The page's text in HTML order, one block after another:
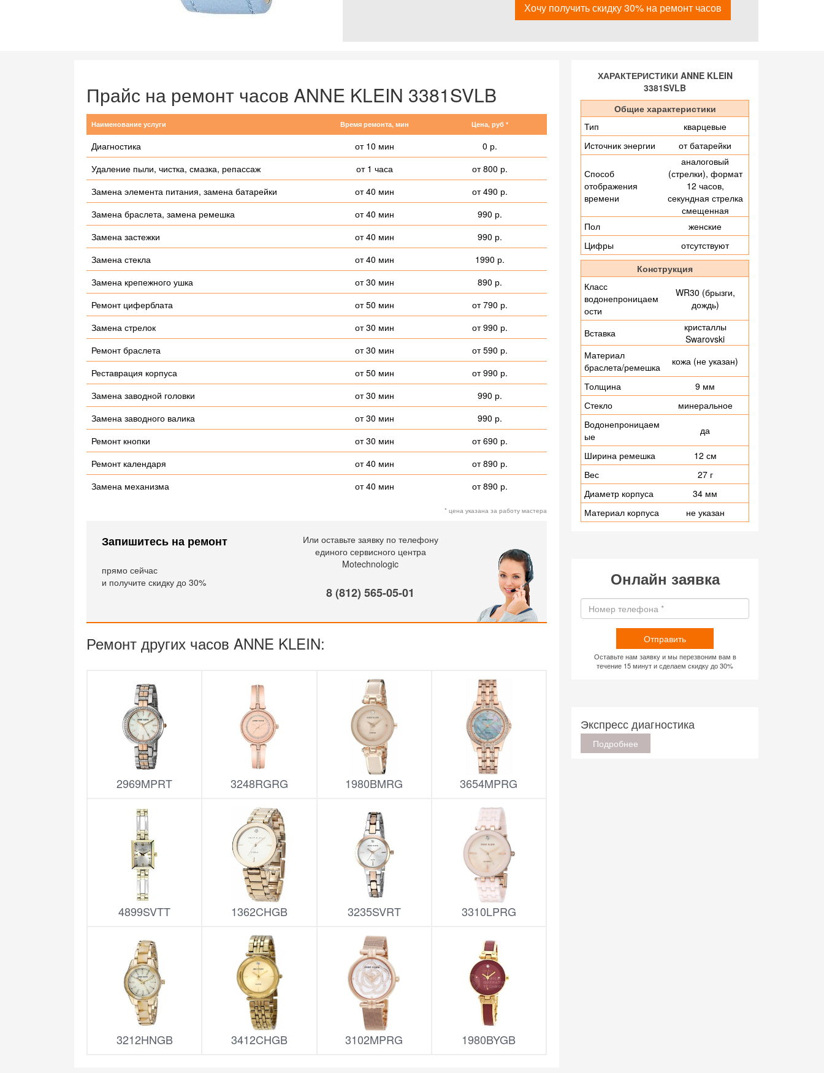
Хочу получить скидку 30% на ремонт часов
Прайс на ремонт часов ANNE KLEIN 3381SVLB
Наименование услуги Время ремонта, мин Цена, руб *
Диагностика от 10 мин
0 р.
Удаление пыли, чистка, смазка, репассаж
от 1 часа
от 800 р.
Замена элемента питания, замена батарейки
от 40 мин
от 490 р.
Замена браслета, замена ремешка
от 40 мин
990 р.
Замена застежки
от 40 мин
990 р.
Замена стекла
от 40 мин
1990 р.
Замена крепежного ушка
от 30 мин
890 р.
Ремонт циферблата
от 50 мин
от 790 р.
Замена стрелок
от 30 мин
от 990 р.
Ремонт браслета
от 30 мин
от 590 р.
Реставрация корпуса
от 50 мин
от 990 р.
Замена заводной головки
от 30 мин
990 р.
Замена заводного валика
от 30 мин
990 р.
Ремонт кнопки
от 30 мин
от 690 р.
Ремонт календаря
от 40 мин
от 890 р.
Замена механизма
от 40 мин от 890 р.
* цена указана за работу мастера
Запишитесь на ремонт
прямо сейчас
и получите скидку до 30%
Или оставьте заявку по телефону
единого сервисного центра
Motechnologic
8 (812) 565-05-01
Ремонт других часов ANNE KLEIN:
2969MPRT 3248RGRG 1980BMRG 3654MPRG
4899SVTT 1362CHGB 3235SVRT 3310LPRG
3212HNGB 3412CHGB 3102MPRG 1980BYGB
ХАРАКТЕРИСТИКИ ANNE KLEIN
3381SVLB
Общие характеристики
Тип
кварцевые
Источник энергии
от батарейки
Способ
отображения
времени
аналоговый
(стрелки), формат
12 часов,
секундная стрелка
смещенная
Пол
женские
Цифры
отсутствуют
Конструкция
Класс
водонепроницаем
ости
WR30 (брызги,
дождь)
Вставка
кристаллы
Swarovski
Материал
браслета/ремешка
кожа (не указан)
Толщина
9 мм
Стекло
минеральное
Водонепроницаем
ые
да
Ширина ремешка
12 см
Вес
27 г
Диаметр корпуса
34 мм
Материал корпуса
не указан
Онлайн заявка
Отправить
Оставьте нам заявку и мы перезвоним вам в
течение 15 минут и сделаем скидку до 30%
Экспресс диагностика
Подробнее